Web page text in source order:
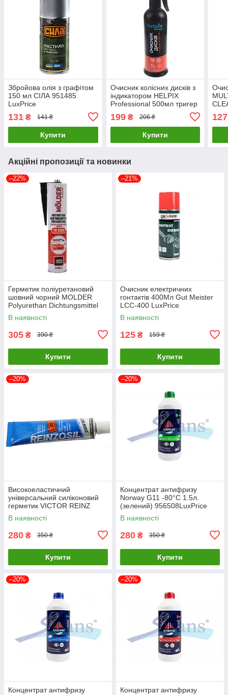
Збройова олія з графітом
150 мл СІЛА 951485
LuxPrice
131 ₴ 141 ₴
Купити
Очисник колісних дисків з
індикатором HELPIX
Professional 500мл тригер
199₴ 206 ₴
Купити
127
Акційні пропозиції та новинки
–22%
Герметик поліуретановий
шовний чорний MOLDER
Polyurethan Dichtungsmittel
Fur Fahrzeuge
PU9080LuxPrice
В наявності
305 ₴ 390 ₴
Купити
–21%
Очисник eлектричних
rонтактів 400Мл Gut Meister
LCC-400 LuxPrice
В наявності
125 ₴ 159 ₴
Купити
–20%
Високоеластичний
універсальний силіконовий
герметик VICTOR REINZ
REINZOSIL 300SI 70мл
LuxPrice
В наявності
280 ₴ 350 ₴
Купити
–20%
Концентрат антифризу
Norway G11 -80°C 1.5л.
(зелений) 956508LuxPrice
В наявності
280 ₴ 350 ₴
Купити
–20%
Концентрат антифризу
–20%
Концентрат антифризу